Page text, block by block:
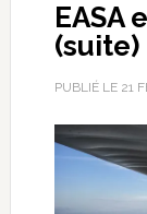
EASA
(suite)
PUBLIÉ LE 21